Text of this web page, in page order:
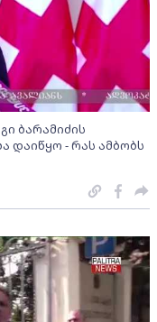
ბარამიძის
დაიწყო - რას ამბობს